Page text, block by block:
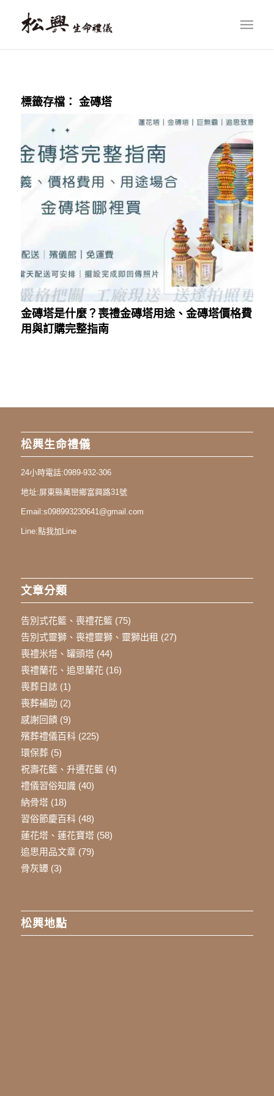
標籤存檔： 金磚塔
金磚塔是什麼？喪禮金磚塔用途、金磚塔價格費
用與訂購完整指南
松興生命禮儀
24小時電話:0989-932-306
地址:屏東縣萬巒鄉富興路31號
Email:s098993230641@gmail.com
Line:點我加Line
文章分類
告別式花籃、喪禮花籃(75)
告別式靈獅、喪禮靈獅、靈獅出租 (27)
喪禮米塔、罐頭塔(44)
喪禮蘭花、追思蘭花(16)
喪葬日誌(1)
喪葬補助 (2)
感謝回饋(9)
殯葬禮儀百科(225)
環保葬(5)
祝壽花籃、升遷花籃(4)
禮儀習俗知識(40)
納骨塔(18)
習俗節慶百科(48)
蓮花塔、蓮花寶塔(58)
追思用品文章(79)
骨灰罈(3)
松興地點